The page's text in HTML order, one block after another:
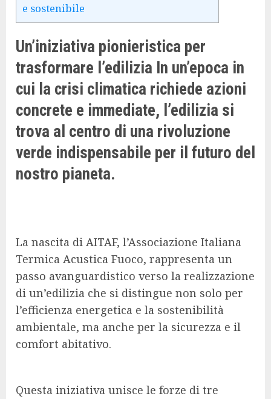
e sostenibile
Un’iniziativa pionieristica per
trasformare l’edilizia In un’epoca in
cui la crisi climatica richiede azioni
concrete e immediate, l’edilizia si
trova al centro di una rivoluzione
verde indispensabile per il futuro del
nostro pianeta.
La nascita di AITAF, l’Associazione Italiana
Termica Acustica Fuoco, rappresenta un
passo avanguardistico verso la realizzazione
di un’edilizia che si distingue non solo per
l’efficienza energetica e la sostenibilità
ambientale, ma anche per la sicurezza e il
comfort abitativo.
Questa iniziativa unisce le forze di tre